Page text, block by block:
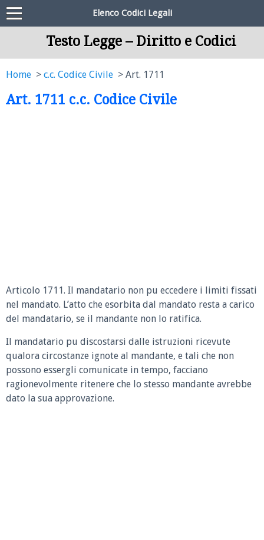
Elenco Codici Legali
Testo Legge – Diritto e Codici
Home c.c. Codice Civile Art. 1711
Art. 1711 c.c. Codice Civile
Articolo 1711. Il mandatario non pu eccedere i limiti fissati
nel mandato. L’atto che esorbita dal mandato resta a carico
del mandatario, se il mandante non lo ratifica.
Il mandatario pu discostarsi dalle istruzioni ricevute
qualora circostanze ignote al mandante, e tali che non
possono essergli comunicate in tempo, facciano
ragionevolmente ritenere che lo stesso mandante avrebbe
dato la sua approvazione.